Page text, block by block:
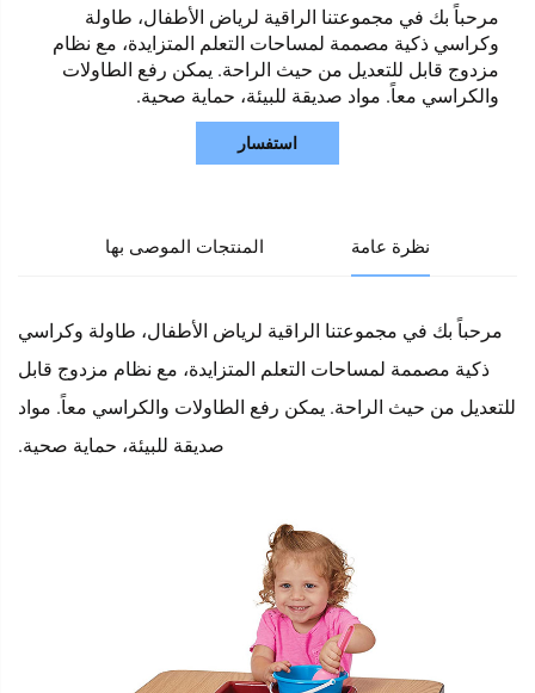
مرحباً بك في مجموعتنا الراقية لرياض الأطفال، طاولة
وكراسي ذكية مصممة لمساحات التعلم المتزايدة، مع نظام
مزدوج قابل للتعديل من حيث الراحة. يمكن رفع الطاولات
والكراسي معاً. مواد صديقة للبيئة، حماية صحية.
استفسار
نظرة عامة المنتجات الموصى بها
مرحباً بك في مجموعتنا الراقية لرياض الأطفال، طاولة وكراسي
ذكية مصممة لمساحات التعلم المتزايدة، مع نظام مزدوج قابل
للتعديل من حيث الراحة. يمكن رفع الطاولات والكراسي معاً. مواد
صديقة للبيئة، حماية صحية.